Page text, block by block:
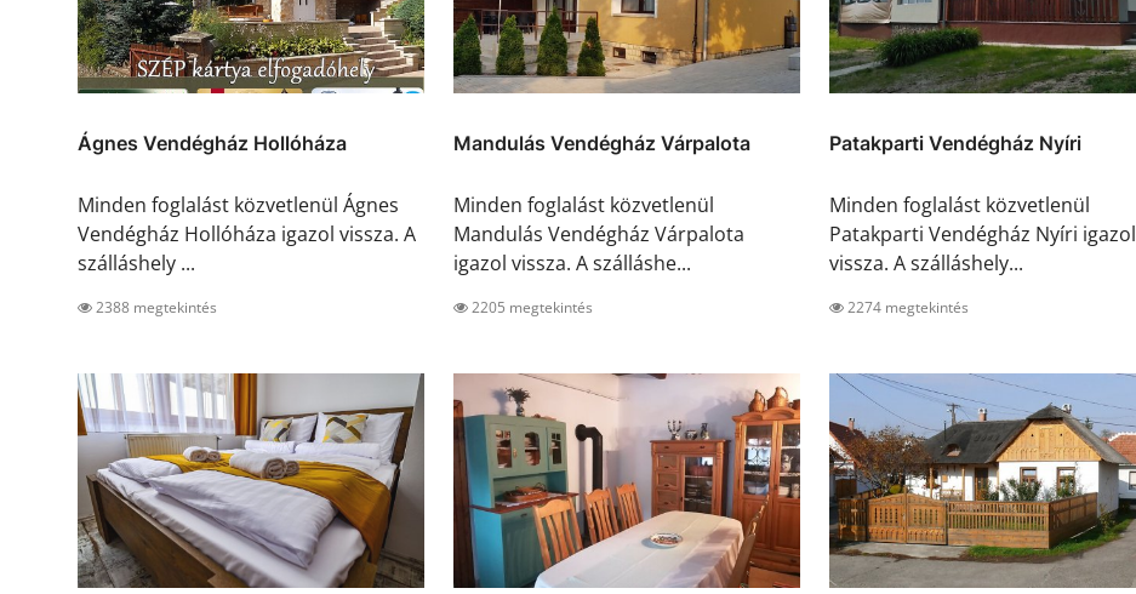
Ágnes Vendégház Hollóháza
Minden foglalást közvetlenül Ágnes
Vendégház Hollóháza igazol vissza. A
szálláshely ...
2388 megtekintés
Mandulás Vendégház Várpalota
Minden foglalást közvetlenül
Mandulás Vendégház Várpalota
igazol vissza. A szálláshe...
2205 megtekintés
Patakparti Vendégház Nyíri
Minden foglalást közvetlenül
Patakparti Vendégház Nyíri igazol
vissza. A szálláshely...
2274 megtekintés